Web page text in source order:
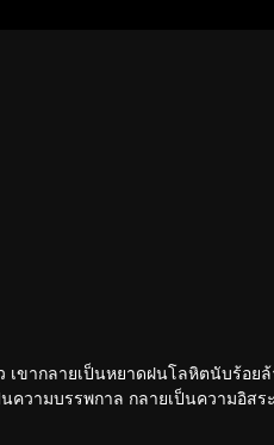
เขากลายเป็นหยาดฝนโลหิตนับร้อ
วามบรรพกาล กลายเป็นความอิสร